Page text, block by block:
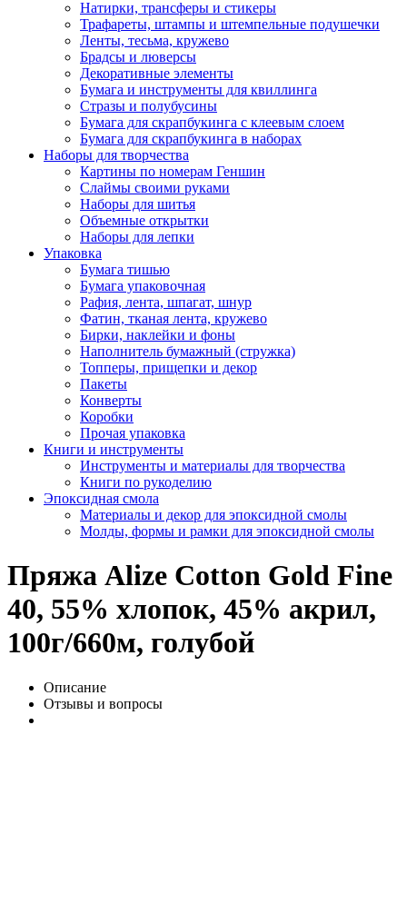
Натирки, трансферы и стикеры
Трафареты, штампы и штемпельные подушечки
Ленты, тесьма, кружево
Брадсы и люверсы
Декоративные элементы
Бумага и инструменты для квиллинга
Стразы и полубусины
Бумага для скрапбукинга с клеевым слоем
Бумага для скрапбукинга в наборах
Наборы для творчества
Картины по номерам Геншин
Слаймы своими руками
Наборы для шитья
Объемные открытки
Наборы для лепки
Упаковка
Бумага тишью
Бумага упаковочная
Рафия, лента, шпагат, шнур
Фатин, тканая лента, кружево
Бирки, наклейки и фоны
Наполнитель бумажный (стружка)
Топперы, прищепки и декор
Пакеты
Конверты
Коробки
Прочая упаковка
Книги и инструменты
Инструменты и материалы для творчества
Книги по рукоделию
Эпоксидная смола
Материалы и декор для эпоксидной смолы
Молды, формы и рамки для эпоксидной смолы
Пряжа Alize Cotton Gold Fine
40, 55% хлопок, 45% акрил,
100г/660м, голубой
Описание
Отзывы и вопросы